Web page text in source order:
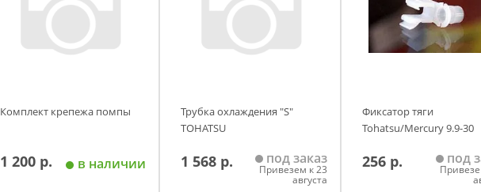
Комплект крепежа помпы
1 200 р. в наличии
Трубка охлаждения "S"
TOHATSU
1 568 р. под заказ
Привезем к 23
августа
Фиксатор тяги
Tohatsu/Mercury 9.9-30
256 р. под